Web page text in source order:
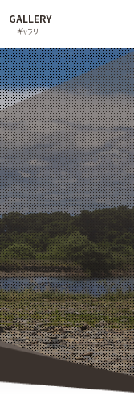
GALLERY
ギャラリー